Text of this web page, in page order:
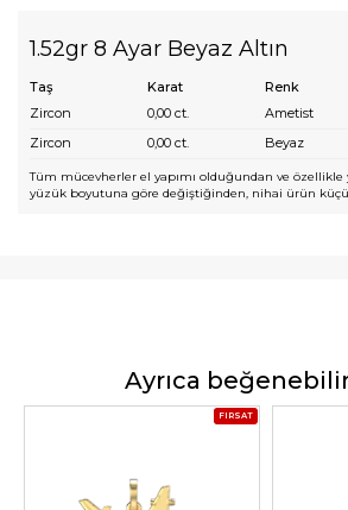
1.52gr 8 Ayar Beyaz Altın
Taş Karat Renk
Zircon
0,00 ct. Ametist
Zircon
0,00 ct. Beyaz
Tüm mücevherler el yapımı olduğundan ve özellikle
yüzük boyutuna göre değiştiğinden, nihai ürün
Ayrıca
FIRSAT